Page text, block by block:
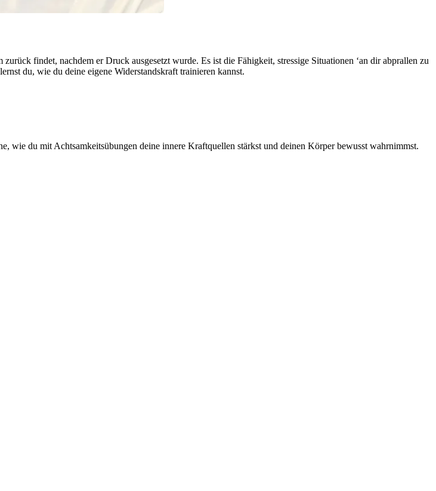
findet, nachdem er Druck ausgesetzt wurde. Es ist die Fähigkeit, stressige Situationen ‘an dir abprallen zu
du, wie du deine eigene Widerstandskraft trainieren kannst.
wie du mit Achtsamkeitsübungen deine innere Kraftquellen stärkst und deinen Körper bewusst wahrnimmst.